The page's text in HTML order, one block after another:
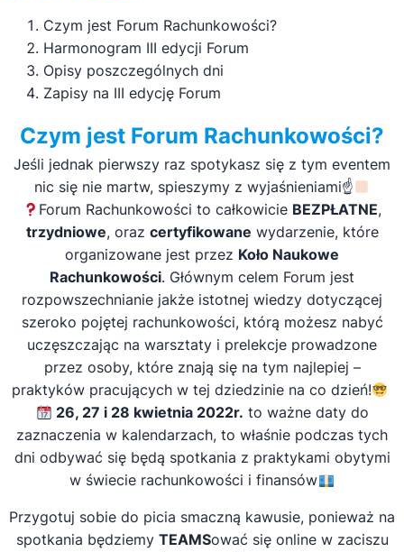
Czym jest Forum Rachunkowości?
Harmonogram III edycji Forum
Opisy poszczególnych dni
Zapisy na III edycję Forum
Czym jest Forum Rachunkowości?
Jeśli jednak pierwszy raz spotykasz się z tym eventem
nic się nie martw, spieszymy z wyjaśnieniami☝
Forum Rachunkowości to całkowicie BEZPŁATNE,
trzydniowe, oraz certyfikowane wydarzenie, które
organizowane jest przez Koło Naukowe
Rachunkowości. Głównym celem Forum jest
rozpowszechnianie jakże istotnej wiedzy dotyczącej
szeroko pojętej rachunkowości, którą możesz nabyć
uczęszczając na warsztaty i prelekcje prowadzone
przez osoby, które znają się na tym najlepiej –
praktyków pracujących w tej dziedzinie na co dzień!
26, 27 i 28 kwietnia 2022r. to ważne daty do
zaznaczenia w kalendarzach, to właśnie podczas tych
dni odbywać się będą spotkania z praktykami obytymi
w świecie rachunkowości i finansów
Przygotuj sobie do picia smaczną kawusie, ponieważ na
spotkania będziemy TEAMSować się online w zaciszu